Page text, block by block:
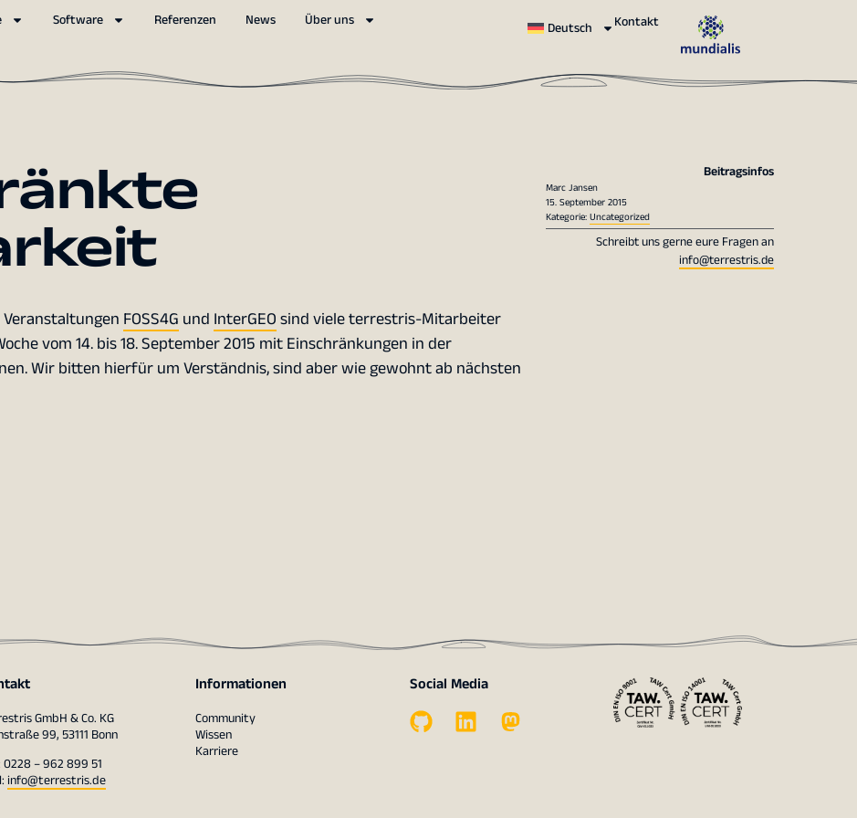
Software Referenzen News Über uns Deutsch Kontakt
FOSS4G und InterGEOsind viele terrestris-Mitarbeiter
vom 14. bis 18. September 2015 mit Einschränkungen in der
Wir bitten hierfür um Verständnis, sind aber wie gewohnt ab nächsten
Beitragsinfos
Marc Jansen
15. September 2015
Kategorie:Uncategorized
Schreibt uns gerne eure Fragen an
info@terrestris.de
GmbH & Co. KG
99, 53111 Bonn
0228 – 962 899 51
info@terrestris.de
Informationen
Community
Wissen
Karriere
Social Media